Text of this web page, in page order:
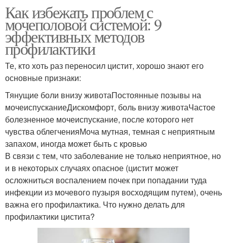
Как избежать проблем с
мочеполовой системой: 9
эффективных методов
профилактики
Те, кто хоть раз переносил цистит, хорошо знают его
основные признаки:
Тянущие боли внизу животаПостоянные позывы на
мочеиспусканиеДискомфорт, боль внизу животаЧастое
болезненное мочеиспускание, после которого нет
чувства облегченияМоча мутная, темная с неприятным
запахом, иногда может быть с кровью
В связи с тем, что заболевание не только неприятное, но
и в некоторых случаях опасное (цистит может
осложниться воспалением почек при попадании туда
инфекции из мочевого пузыря восходящим путем), очень
важна его профилактика. Что нужно делать для
профилактики цистита?